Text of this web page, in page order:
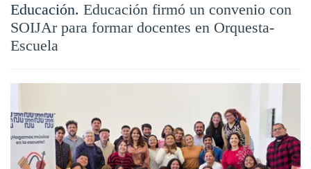
Educación. Educación firmó un convenio con
SOIJAr para formar docentes en Orquesta-
Escuela